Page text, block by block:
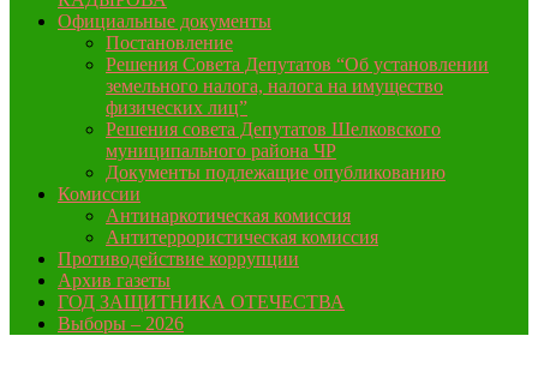
Официальные документы
Постановление
Решения Совета Депутатов “Об установлении
земельного налога, налога на имущество
физических лиц”
Решения совета Депутатов Шелковского
муниципального района ЧР
Документы подлежащие опубликованию
Комиссии
Антинаркотическая комиссия
Антитеррористическая комиссия
Противодействие коррупции
Архив газеты
ГОД ЗАЩИТНИКА ОТЕЧЕСТВА
Выборы – 2026